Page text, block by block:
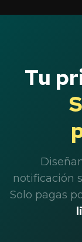
Tu
notificación
Solo pagas